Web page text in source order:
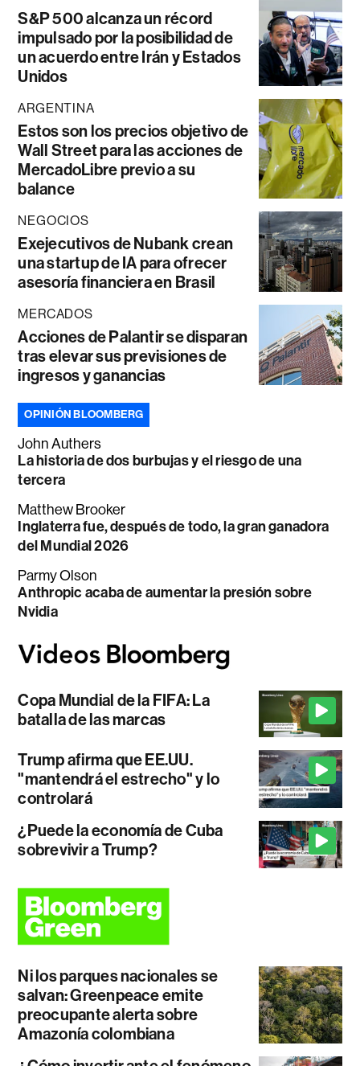
S&P 500 alcanza un récord
impulsado por la posibilidad de
un acuerdo entre Irán y Estados
Unidos
ARGENTINA
Estos son los precios objetivo de
Wall Street para las acciones de
MercadoLibre previo a su
balance
NEGOCIOS
Exejecutivos de Nubank crean
una startup de IA para ofrecer
asesoría financiera en Brasil
MERCADOS
Acciones de Palantir se disparan
tras elevar sus previsiones de
ingresos y ganancias
OPINIÓN BLOOMBERG
John Authers
La historia de dos burbujas y el riesgo de una
tercera
Matthew Brooker
Inglaterra fue, después de todo, la gran ganadora
del Mundial 2026
Parmy Olson
Anthropic acaba de aumentar la presión sobre
Nvidia
Copa Mundial de la FIFA: La
batalla de las marcas
Trump afirma que EE.UU.
"mantendrá el estrecho" y lo
controlará
¿Puede la economía de Cuba
sobrevivir a Trump?
Ni los parques nacionales se
salvan: Greenpeace emite
preocupante alerta sobre
Amazonía colombiana